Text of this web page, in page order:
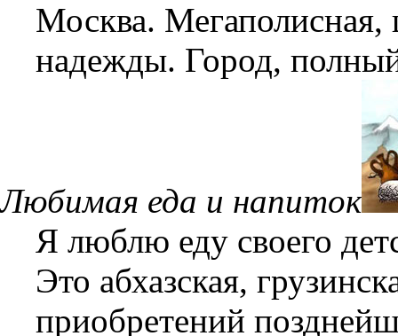
Москва.
надежды. Город,
Любимая еда и напиток
Я люблю еду своего
Это абхазская,
приобретений